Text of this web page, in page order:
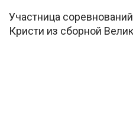
Участница
Кристи из сборной